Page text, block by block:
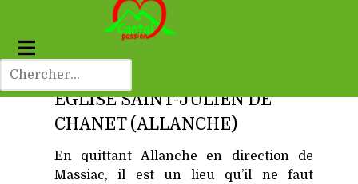
EGLISE SAINT-JULIEN DE
CHANET (ALLANCHE)
En quittant Allanche en direction de
Massiac, il est un lieu qu’il ne faut